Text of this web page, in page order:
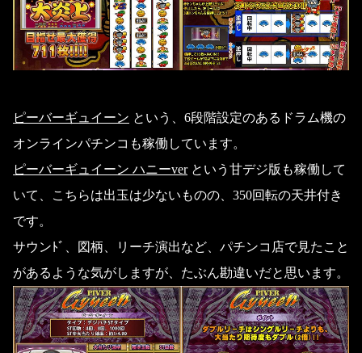
ピーバーギュイーン という、6段階設定のあるドラム機の
オンラインパチンコも稼働しています。
ピーバーギュイーン ハニーverという甘デジ版も稼働して
いて、こちらは出玉は少ないものの、350回転の天井付き
です。
サウンﾄﾞ、図柄、リーチ演出など、パチンコ店で見たこと
があるような気がしますが、たぶん勘違いだと思います。